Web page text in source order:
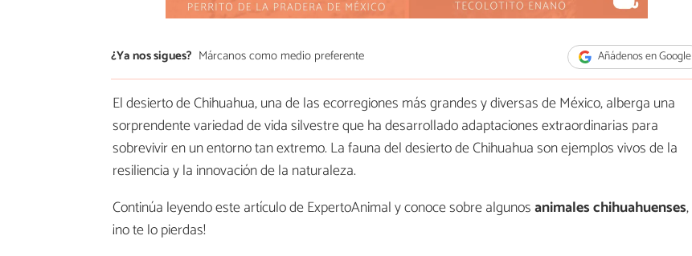
¿Ya nos sigues? Márcanos como medio preferente Añádenos en Google
El desierto de Chihuahua, una de las ecorregiones más grandes y diversas de México, alberga una
sorprendente variedad de vida silvestre que ha desarrollado adaptaciones extraordinarias para
sobrevivir en un entorno tan extremo. La fauna del desierto de Chihuahua son ejemplos vivos de la
resiliencia y la innovación de la naturaleza.
Continúa leyendo este artículo de ExpertoAnimal y conoce sobre algunosanimales chihuahuenses,
¡no te lo pierdas!